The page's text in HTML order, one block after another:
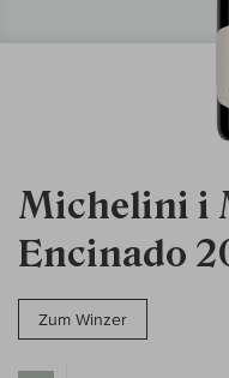
Michelini i
Encinado
Zum Winzer